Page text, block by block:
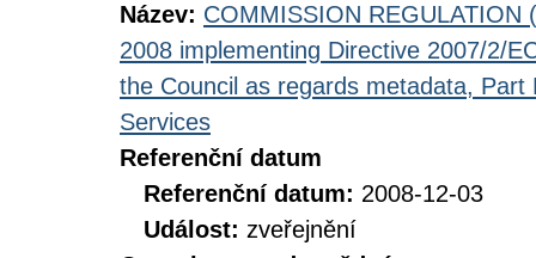
Název: COMMISSION REGULATION
2008 implementing Directive 2007/2/
the Council as regards metadata,
Services
Referenční datum
Referenční datum: 2008-12-03
Událost: zveřejnění